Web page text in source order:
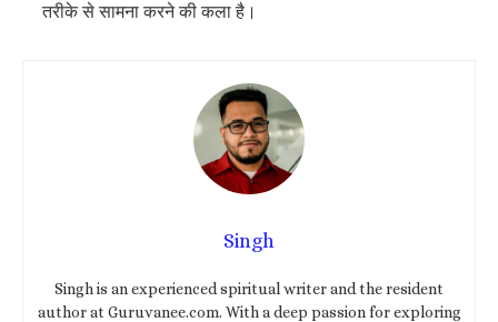
तरीके से सामना करने की कला है।
Singh
Singh is an experienced spiritual writer and the resident
author at Guruvanee.com. With a deep passion for exploring